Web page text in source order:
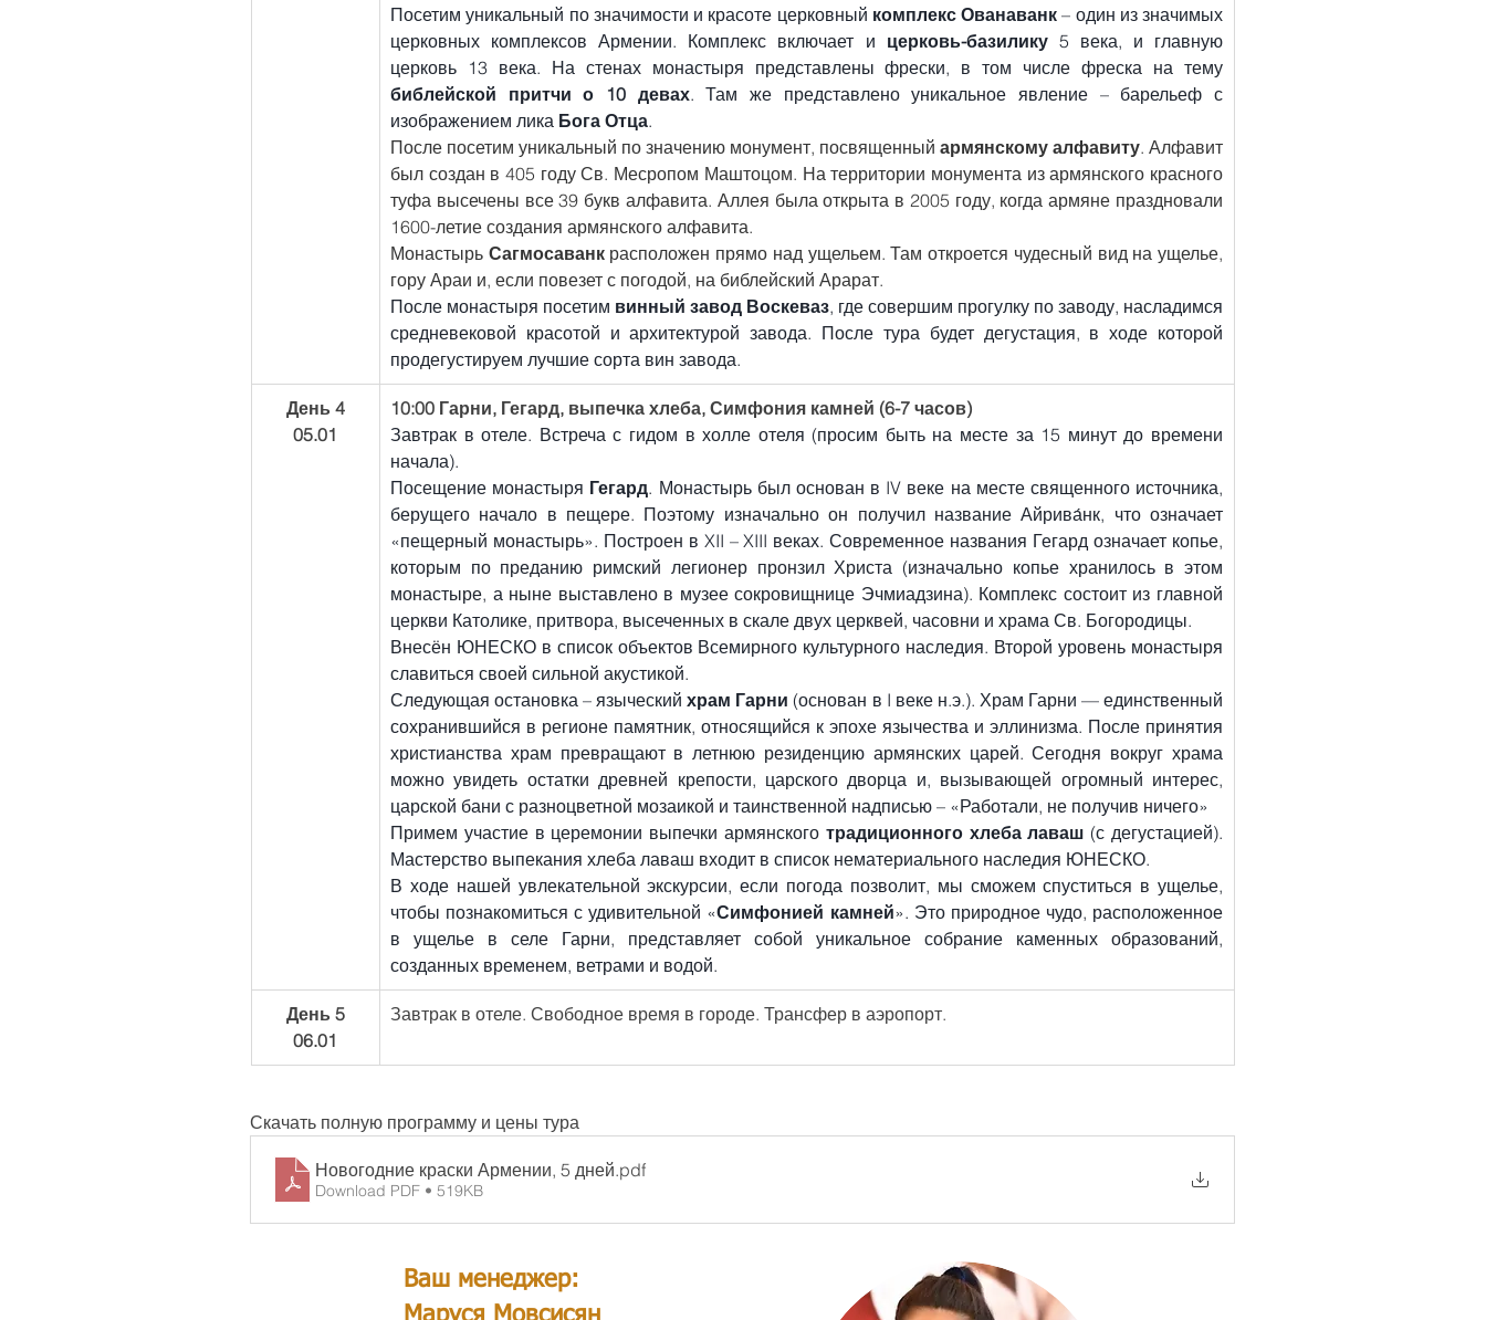
Посетим уникальный по значимости и красоте церковный комплекс Ованаванк – один из значимых
церковных комплексов Армении. Комплекс включает и церковь-базилику 5 века, и главную
библейской притчи о 10 девах. Там же представлено уникальное явление – барельеф с
изображением лика Бога Отца.
После посетим уникальный по значению монумент, посвященный армянскому алфавиту. Алфавит
был создан в 405 году Св. Месропом Маштоцом. На территории монумента из армянского красного
туфа высечены все 39 букв алфавита. Аллея была открыта в 2005 году, когда армяне праздновали
1600-летие создания армянского алфавита.
Монастырь Сагмосаванк расположен прямо над ущельем. Там откроется чудесный вид на ущелье,
гору Араи и, если повезет с погодой, на библейский Арарат.
После монастыря посетим винный завод Воскеваз, где совершим прогулку по заводу, насладимся
средневековой красотой и архитектурой завода. После тура будет дегустация, в ходе которой
продегустируем лучшие сорта вин завода.
День 4
05.01
10:00 Гарни, Гегард, выпечка хлеба, Симфония камней (6-7 часов)
Завтрак в отеле. Встреча с гидом в холле отеля (просим быть на месте за 15 минут до времени
начала).
Посещение монастыря Гегард. Монастырь был основан в IV веке на месте священного источника,
берущего начало в пещере. Поэтому изначально он получил название Айрива́нк, что означает
«пещерный монастырь». Построен в XII – XIII веках. Современное названия Гегард означает копье,
которым по преданию римский легионер пронзил Христа (изначально копье хранилось в этом
монастыре, а ныне выставлено в музее сокровищнице Эчмиадзина). Комплекс состоит из главной
церкви Католике, притвора, высеченных в скале двух церквей, часовни и храма Св. Богородицы.
Внесён ЮНЕСКО в список объектов Всемирного культурного наследия. Второй уровень монастыря
славиться своей сильной акустикой.
Следующая остановка – языческий храм Гарни (основан в I веке н.э.). Храм Гарни — единственный
сохранившийся в регионе памятник, относящийся к эпохе язычества и эллинизма. После принятия
христианства храм превращают в летнюю резиденцию армянских царей. Сегодня вокруг храма
можно увидеть остатки древней крепости, царского дворца и, вызывающей огромный интерес,
царской бани с разноцветной мозаикой и таинственной надписью – «Работали, не получив ничего»
Примем участие в церемонии выпечки армянского традиционного хлеба лаваш (с дегустацией).
Мастерство выпекания хлеба лаваш входит в список нематериального наследия ЮНЕСКО.
В ходе нашей увлекательной экскурсии, если погода позволит, мы сможем спуститься в ущелье,
чтобы познакомиться с удивительной «Симфонией камней». Это природное чудо, расположенное
в ущелье в селе Гарни, представляет собой уникальное собрание каменных образований,
созданных временем, ветрами и водой.
День 5
06.01
Завтрак в отеле. Свободное время в городе. Трансфер в аэропорт.
Скачать полную программу и цены тура
Новогодние краски Армении, 5 дней.pdf
Download PDF • 519KB
Ваш менеджер: